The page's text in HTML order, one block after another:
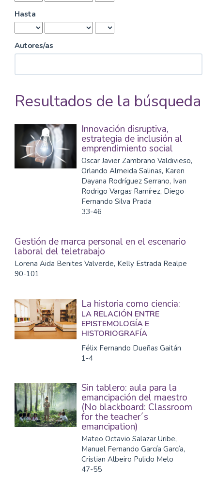
Hasta
Autores/as
Resultados de la búsqueda
Innovación disruptiva,
estrategia de inclusión al
emprendimiento social
Oscar Javier Zambrano Valdivieso,
Orlando Almeida Salinas, Karen
Dayana Rodríguez Serrano, Ivan
Rodrigo Vargas Ramírez, Diego
Fernando Silva Prada
33-46
Gestión de marca personal en el escenario
laboral del teletrabajo
Lorena Aida Benites Valverde, Kelly Estrada Realpe
90-101
La historia como ciencia:
LA RELACIÓN ENTRE
EPISTEMOLOGÍA E
HISTORIOGRAFÍA
Félix Fernando Dueñas Gaitán
1-4
Sin tablero: aula para la
emancipación del maestro
(No blackboard: Classroom
for the teacher´s
emancipation)
Mateo Octavio Salazar Uribe,
Manuel Fernando García García,
Cristian Albeiro Pulido Melo
47-55